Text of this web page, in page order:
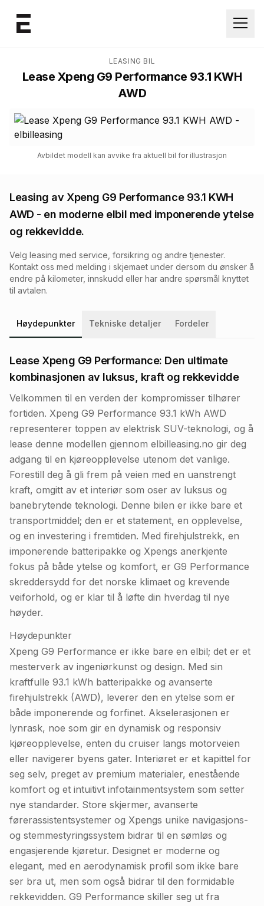
LEASING BIL
Lease Xpeng G9 Performance 93.1 KWH
AWD
Avbildet modell kan avvike fra aktuell bil for illustrasjon
Leasing av Xpeng G9 Performance 93.1 KWH
AWD - en moderne elbil med imponerende ytelse
og rekkevidde.
Velg leasing med service, forsikring og andre tjenester.
Kontakt oss med melding i skjemaet under dersom du ønsker å
endre på kilometer, innskudd eller har andre spørsmål knyttet
til avtalen.
Høydepunkter Tekniske detaljer Fordeler
Lease Xpeng G9 Performance: Den ultimate
kombinasjonen av luksus, kraft og rekkevidde
Velkommen til en verden der kompromisser tilhører
fortiden. Xpeng G9 Performance 93.1 kWh AWD
representerer toppen av elektrisk SUV-teknologi, og å
lease denne modellen gjennom elbilleasing.no gir deg
adgang til en kjøreopplevelse utenom det vanlige.
Forestill deg å gli frem på veien med en uanstrengt
kraft, omgitt av et interiør som oser av luksus og
banebrytende teknologi. Denne bilen er ikke bare et
transportmiddel; den er et statement, en opplevelse,
og en investering i fremtiden. Med firehjulstrekk, en
imponerende batteripakke og Xpengs anerkjente
fokus på både ytelse og komfort, er G9 Performance
skreddersydd for det norske klimaet og krevende
veiforhold, og er klar til å løfte din hverdag til nye
høyder.
Høydepunkter
Xpeng G9 Performance er ikke bare en elbil; det er et
mesterverk av ingeniørkunst og design. Med sin
kraftfulle 93.1 kWh batteripakke og avanserte
firehjulstrekk (AWD), leverer den en ytelse som er
både imponerende og forfinet. Akselerasjonen er
lynrask, noe som gir en dynamisk og responsiv
kjøreopplevelse, enten du cruiser langs motorveien
eller navigerer byens gater. Interiøret er et kapittel for
seg selv, preget av premium materialer, enestående
komfort og et intuitivt infotainmentsystem som setter
nye standarder. Store skjermer, avanserte
førerassistentsystemer og Xpengs unike navigasjons-
og stemmestyringssystem bidrar til en sømløs og
engasjerende kjøretur. Designet er moderne og
elegant, med en aerodynamisk profil som ikke bare
ser bra ut, men som også bidrar til den formidable
rekkevidden. G9 Performance skiller seg ut fra